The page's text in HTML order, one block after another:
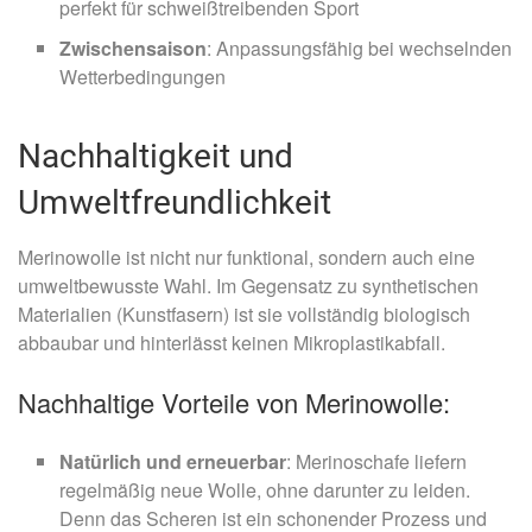
perfekt für schweißtreibenden Sport
Zwischensaison: Anpassungsfähig bei wechselnden
Wetterbedingungen
Nachhaltigkeit und
Umweltfreundlichkeit
Merinowolle ist nicht nur funktional, sondern auch eine
umweltbewusste Wahl. Im Gegensatz zu synthetischen
Materialien (Kunstfasern) ist sie vollständig biologisch
abbaubar und hinterlässt keinen Mikroplastikabfall.
Nachhaltige Vorteile von Merinowolle:
Natürlich und erneuerbar: Merinoschafe liefern
regelmäßig neue Wolle, ohne darunter zu leiden.
Denn das Scheren ist ein schonender Prozess und